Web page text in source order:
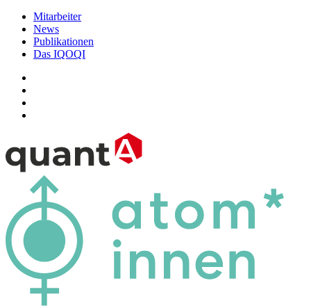
Mitarbeiter
News
Publikationen
Das IQOQI